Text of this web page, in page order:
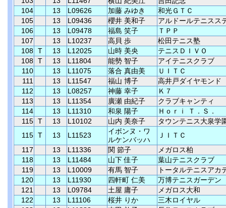
104
13 L09626 加藤 みゆき
和光ＧＴＣ
105
13 L09436 櫻井 美和子
アルドールテニスス
106
13 L09478 福島 笑子
ＴＰＰ
107
13 L10237 高貝 歩
松田テニス塾
108 T 13 L12025 山時 美央
テニスＤＩＶＯ
108 T 13 L11804 能勢 智子
アイテニスクラブ
110
13 L11075 落合 真由美
ＵＩＴＣ
111
13 L11547 福山 博子
高井戸ダイヤモンド
112
13 L08257 神藤 幸子
Ｋ７
113
13 L11354 廣瀬 由紀子
クラブキャンティ
114
13 L11310 和泉 陽子
Ｈｏｒｉ Ｔ．Ｓ．
115 T 13 L10102 山内 美奈子
タウンテニス大泉学
115 T 13 L11523
イボンヌ・ワ
ルケンバッハ
ＪＩＴＣ
117
13 L11336 関 節子
メガロス柏
118
13 L11484 山下 佳子
葉山テニスクラブ
119
13 L10009 有馬 智子
トータルテニスアカ
120
13 L11930 四軒町 仁美
万博テニスガーデン
121
13 L09784 土屋 庸子
メガロス大和
122
13 L11106 桜井 りか
三木ロイヤル